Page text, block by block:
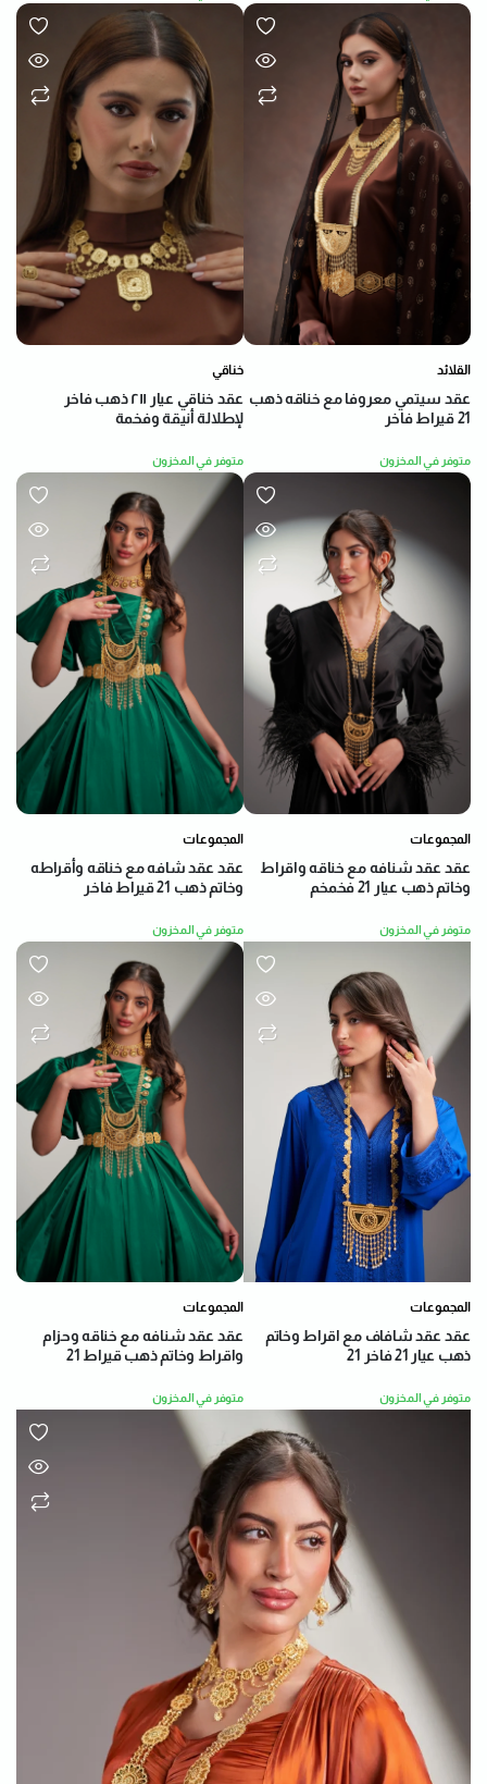
خناقي
عقد خناقي عيار ٢١١ ذهب فاخر
لإطلالة أنيقة وفخمة
متوفر في المخزون
القلائد
عقد سيتمي معروفا مع خناقه ذهب
21 قيراط فاخر
متوفر في المخزون
المجموعات
عقد عقد شافه مع خناقه وأقراطه
وخاتم ذهب 21 قيراط فاخر
متوفر في المخزون
المجموعات
عقد عقد شنافه مع خناقه واقراط
وخاتم ذهب عيار 21 فخمخم
متوفر في المخزون
المجموعات
عقد عقد شنافه مع خناقه وحزام
واقراط وخاتم ذهب قيراط 21
متوفر في المخزون
المجموعات
عقد عقد شافاف مع اقراط وخاتم
ذهب عيار 21 فاخر 21
متوفر في المخزون